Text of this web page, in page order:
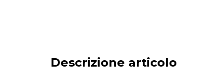
Descrizione articolo